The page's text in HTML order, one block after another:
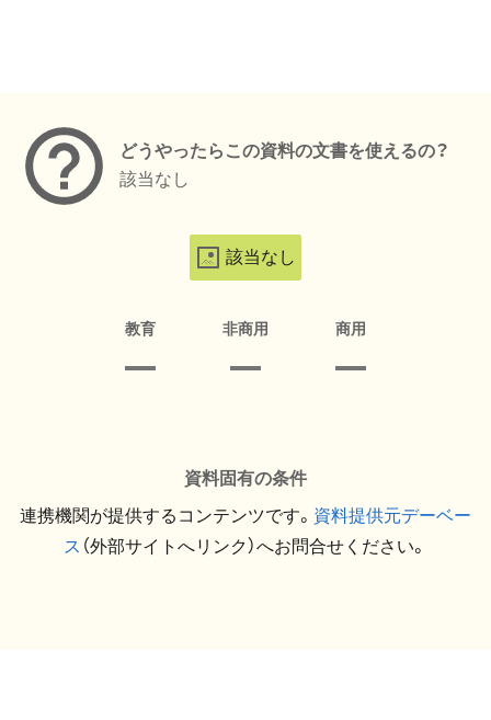
どうやったらこの資料の文書を使えるの？
該当なし
該当なし
教育 非商用 商用
資料固有の条件
連携機関が提供するコンテンツです。 資料提供元デーベー
ス （外部サイトへリンク）へお問合せください。